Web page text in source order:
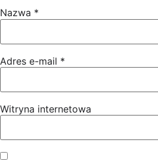
Nazwa *
Adres e-mail *
Witryna internetowa